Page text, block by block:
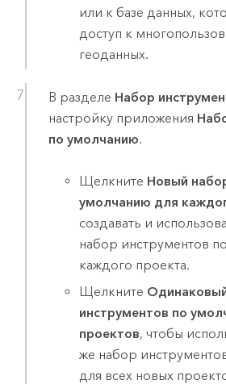
или к базе данных,
доступ к
геоданных.
В разделе Набор
настройку приложения
по умолчанию.
Щелкните Новый
умолчанию для
создавать и
набор инструментов
каждого проекта.
Щелкните
инструментов по
проектов, чтобы
же набор
для всех новых